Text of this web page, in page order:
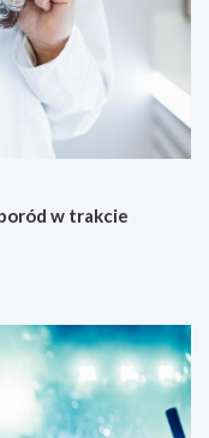
w trakcie